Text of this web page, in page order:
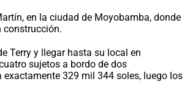
en la ciudad de Moyobamba, donde
construcción.
Terry y llegar hasta su local en
sujetos a bordo de dos
329 mil 344 soles, luego los